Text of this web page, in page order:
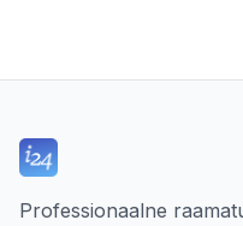
Professionaalne